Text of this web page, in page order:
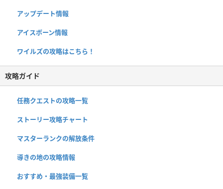
アップデート情報
アイスボーン情報
ワイルズの攻略はこちら！
攻略ガイド
任務クエストの攻略一覧
ストーリー攻略チャート
マスターランクの解放条件
導きの地の攻略情報
おすすめ・最強装備一覧